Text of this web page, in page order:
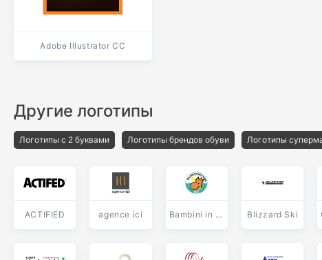
Adobe Illustrator CC
Другие логотипы
Логотипы с 2 буквами Логотипы брендов обуви Логотипы
ACTIFIED agence ici Bambini in Riviera PAPO Blizzard Ski